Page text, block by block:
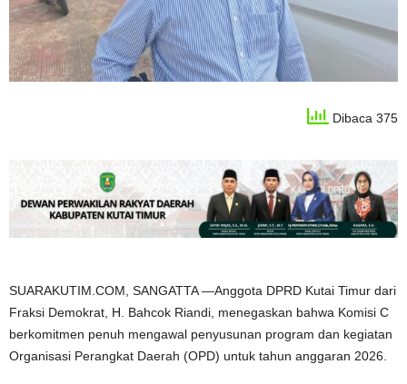
Dibaca 375
SUARAKUTIM.COM, SANGATTA —Anggota DPRD Kutai Timur dari
Fraksi Demokrat, H. Bahcok Riandi, menegaskan bahwa Komisi C
berkomitmen penuh mengawal penyusunan program dan kegiatan
Organisasi Perangkat Daerah (OPD) untuk tahun anggaran 2026.